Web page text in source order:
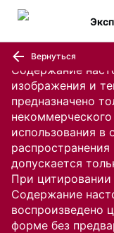
Содержание
изображения и
предназначено
использования в
допускается
При цитировании
Содержание
воспроизведено
форме без
Вернуться